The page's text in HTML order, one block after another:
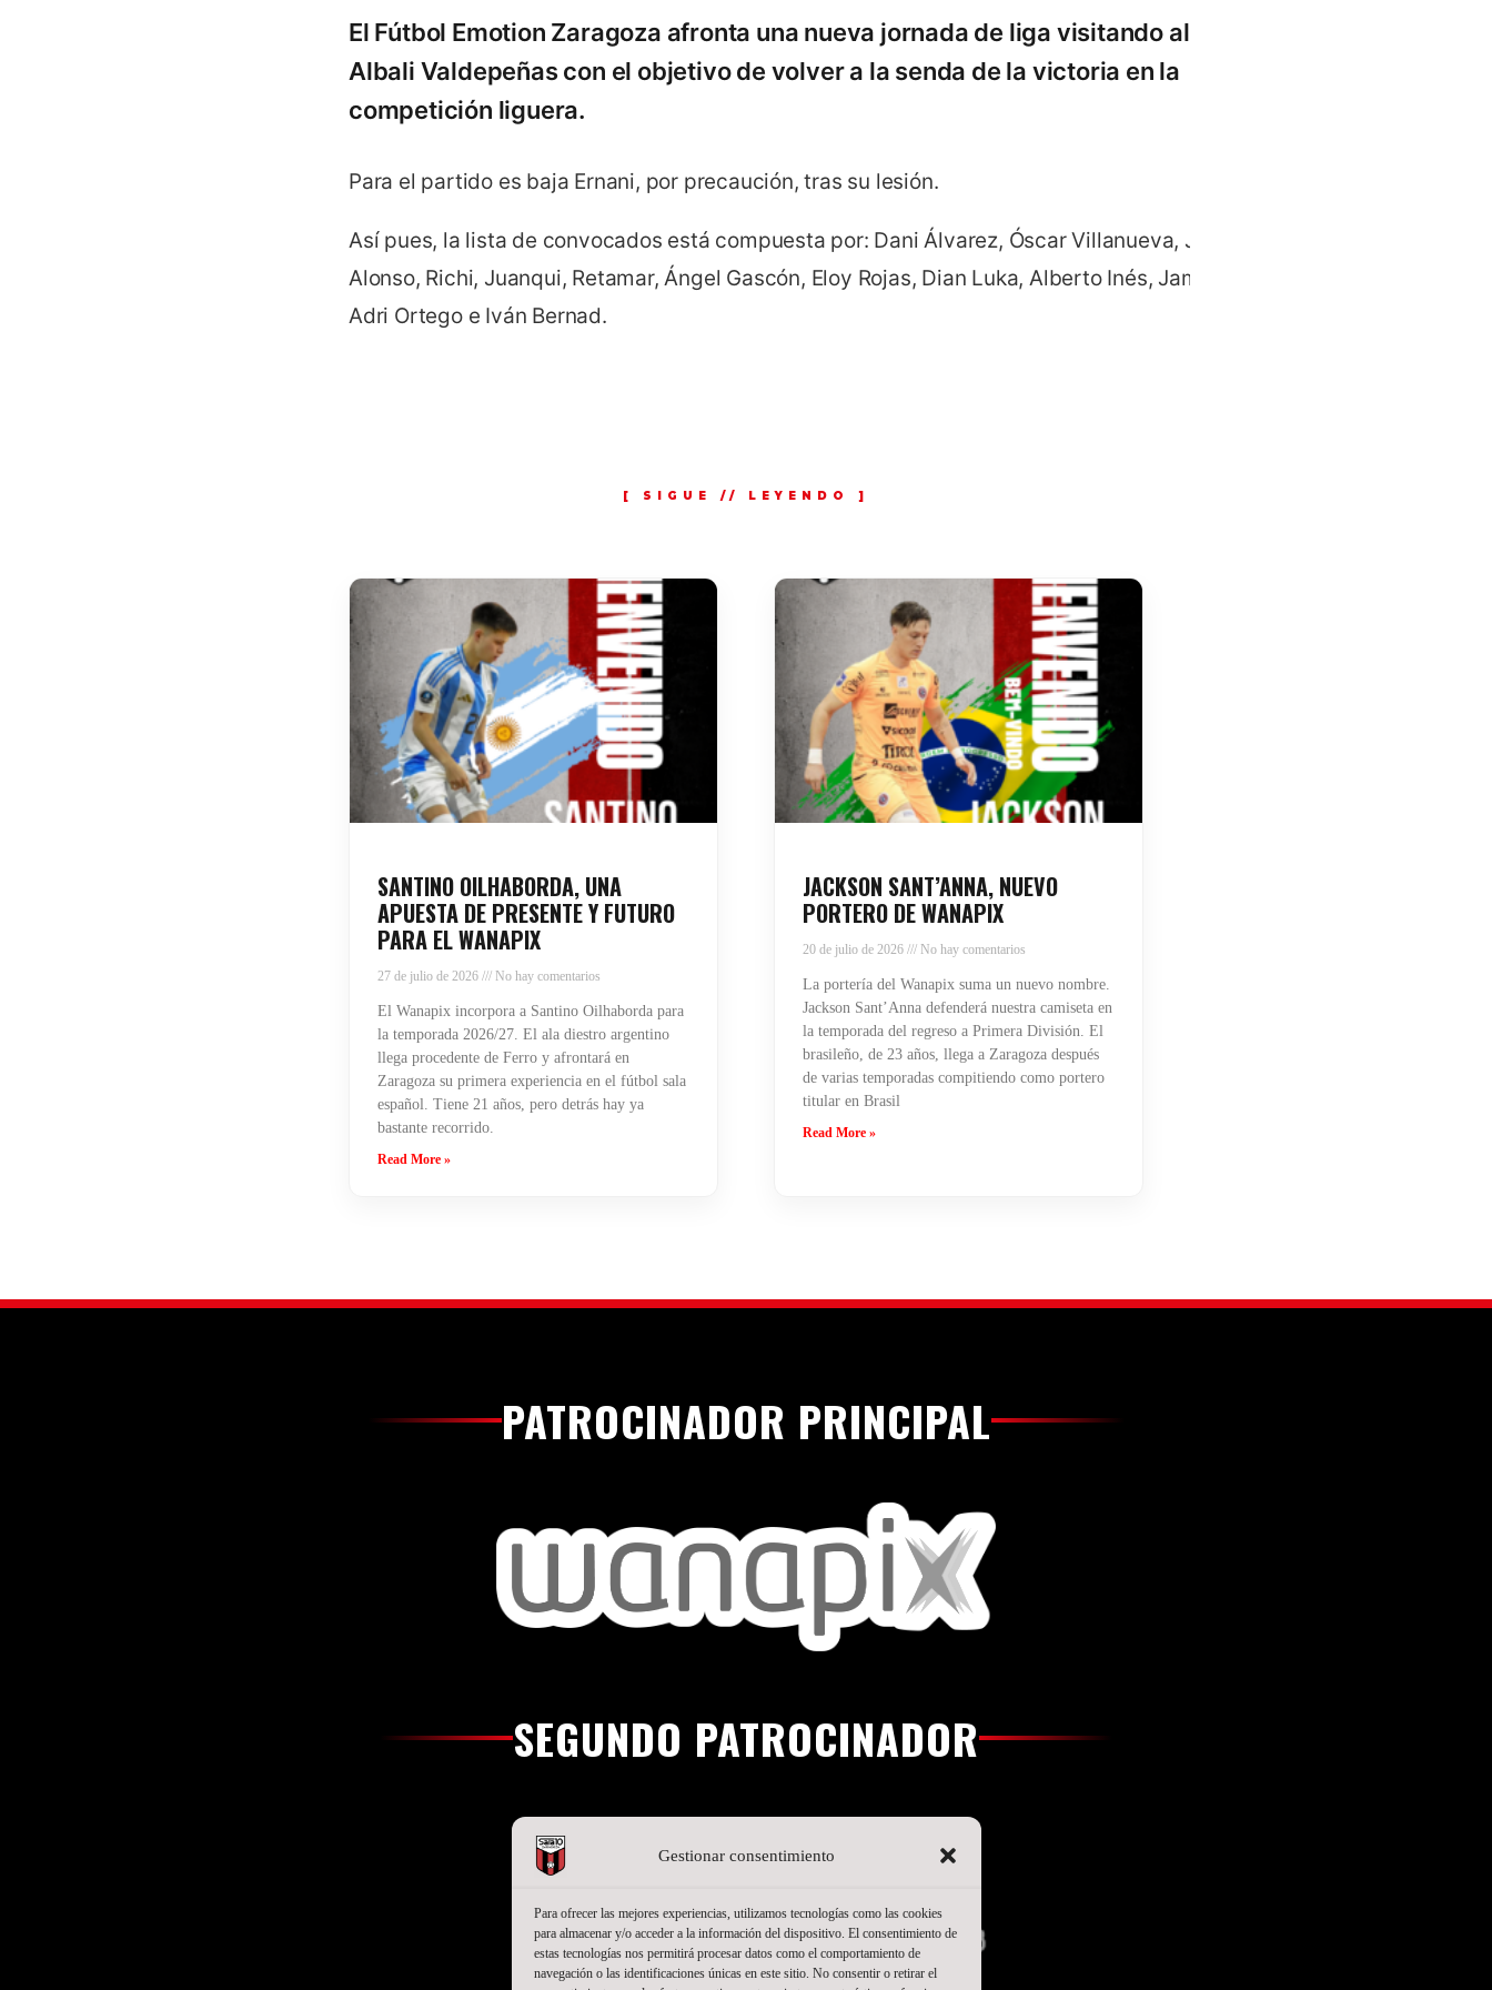
Gestionar consentimiento
Para ofrecer las mejores experiencias, utilizamos tecnologías como las cookies
para almacenar y/o acceder a la información del dispositivo. El consentimiento de
estas tecnologías nos permitirá procesar datos como el comportamiento de
navegación o las identificaciones únicas en este sitio. No consentir o retirar el
El Fútbol Emotion Zaragoza afronta una nueva jornada de liga visitando al Viña
Albali Valdepeñas con el objetivo de volver a la senda de la victoria en la
competición liguera.
Para el partido es baja Ernani, por precaución, tras su lesión.
Así pues, la lista de convocados está compuesta por: Dani Álvarez, Óscar Villanueva, Javi
Alonso, Richi, Juanqui, Retamar, Ángel Gascón, Eloy Rojas, Dian Luka, Alberto Inés, Jamur,
Adri Ortego e Iván Bernad.
SANTINO OILHABORDA, UNA
APUESTA DE PRESENTE Y FUTURO
PARA EL WANAPIX
27 de julio de 2026 No hay comentarios
El Wanapix incorpora a Santino Oilhaborda para
la temporada 2026/27. El ala diestro argentino
llega procedente de Ferro y afrontará en
Zaragoza su primera experiencia en el fútbol sala
español. Tiene 21 años, pero detrás hay ya
bastante recorrido.
Read More »
JACKSON SANT’ANNA, NUEVO
PORTERO DE WANAPIX
20 de julio de 2026 No hay comentarios
La portería del Wanapix suma un nuevo nombre.
Jackson Sant’Anna defenderá nuestra camiseta en
la temporada del regreso a Primera División. El
brasileño, de 23 años, llega a Zaragoza después
de varias temporadas compitiendo como portero
titular en Brasil
Read More »
PATROCINADOR PRINCIPAL
SEGUNDO PATROCINADOR